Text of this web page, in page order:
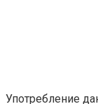
Употребление